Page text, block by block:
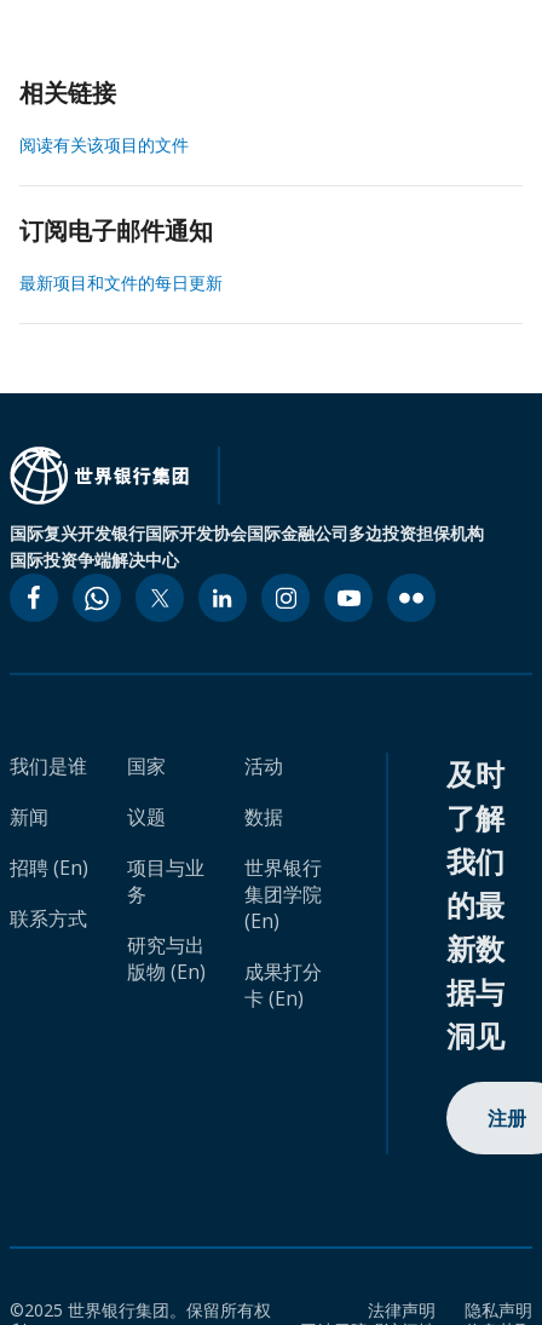
相关链接
阅读有关该项目的文件
订阅电子邮件通知
最新项目和文件的每日更新
国际复兴开发银行国际开发协会国际金融公司多边投资担保机构
国际投资争端解决中心
我们是谁
新闻
招聘 (En)
联系方式
国家
议题
项目与业
务
研究与出
版物 (En)
活动
数据
世界银行
集团学院
(En)
成果打分
卡 (En)
及时
了解
我们
的最
新数
据与
洞见
注册
©2025 世界银行集团。保留所有权
法律声明
隐私声明